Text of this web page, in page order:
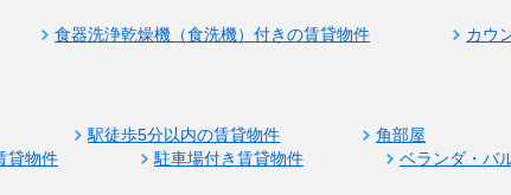
食器洗浄乾燥機（食洗機）付きの賃貸物件
カウ
駅徒歩5分以内の賃貸物件
角部屋
貸物件
駐車場付き賃貸物件
ベランダ・バ